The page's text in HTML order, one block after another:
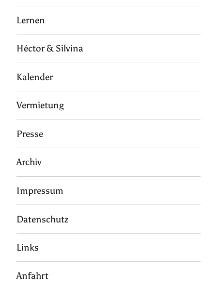
Lernen
Héctor & Silvina
Kalender
Vermietung
Presse
Archiv
Impressum
Datenschutz
Links
Anfahrt